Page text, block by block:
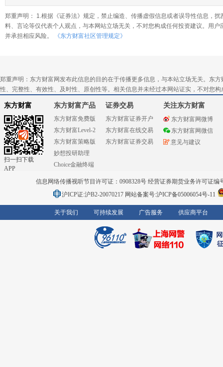
郑重声明： 1.根据《证券法》规定，禁止编造、传播虚假信息或者误导性信息，
料、言论等仅代表个人观点，与本网站立场无关，不对您构成任何投资建议。用
并承担相应风险。
《东方财富社区管理规定》
郑重声明：东方财富网发布此信息的目的在于传播更多信息，与本站立场无关。东
性、完整性、有效性、及时性、原创性等。相关信息并未经过本网站证实，不对您
东方财富
扫一扫下载
APP
东方财富产品
东方财富免费版
东方财富Level-2
东方财富策略版
妙想投研助理
Choice金融终端
证券交易
东方财富证券开户
东方财富在线交易
东方财富证券交易
关注东方财富
东方财富网微博
东方财富网微信
意见与建议
信息网络传播视听节目许可证：0908328号 经营证券期货业务许可证编
沪ICP证:沪B2-20070217 网站备案号:沪ICP备05006054号-11
关于我们 可持续发展 广告服务 供应商平台